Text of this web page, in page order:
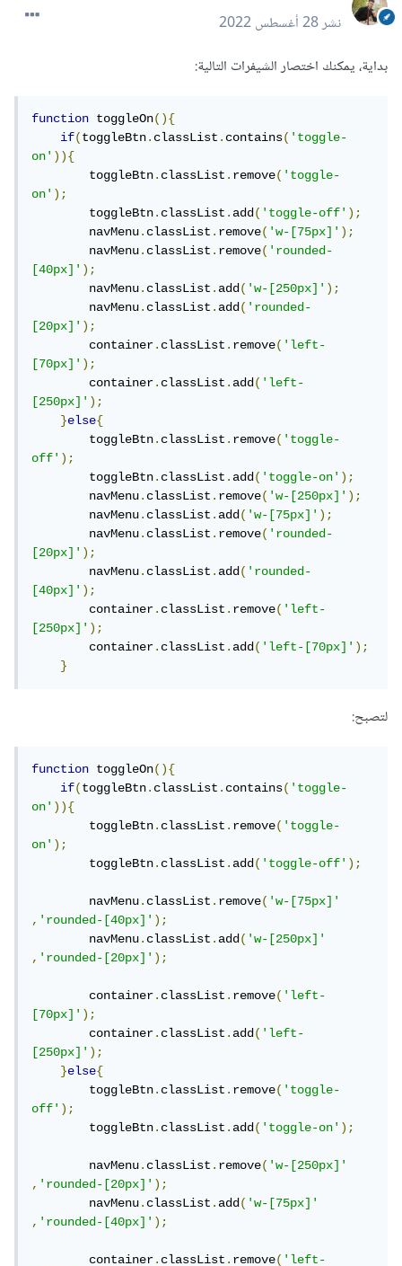
نشر28 أغسطس 2022
بداية، يمكنك اختصار الشيفرات التالية:
function toggleOn(){
if(toggleBtn.classList.contains('toggle-
on')){
        toggleBtn
.classList.remove('toggle-
on');
        toggleBtn
.classList.add('toggle-off');
        navMenu
.classList.remove('w-[75px]');
        navMenu
.classList.remove('rounded-
[40px]');
        navMenu
.classList.add('w-[250px]');
        navMenu
.classList.add('rounded-
[20px]');
        container
.classList.remove('left-
[70px]');
        container
.classList.add('left-
[250px]');
}else{
        toggleBtn
.classList.remove('toggle-
off');
        toggleBtn
.classList.add('toggle-on');
        navMenu
.classList.remove('w-[250px]');
        navMenu
.classList.add('w-[75px]');
        navMenu
.classList.remove('rounded-
[20px]');
        navMenu
.classList.add('rounded-
[40px]');
        container
.classList.remove('left-
[250px]');
        container
.classList.add('left-[70px]');
}
لتصبح:
function toggleOn(){
if(toggleBtn.classList.contains('toggle-
on')){
        toggleBtn
.classList.remove('toggle-
on');
        toggleBtn
.classList.add('toggle-off');
        navMenu
.classList.remove('w-[75px]'
,'rounded-[40px]');
        navMenu
.classList.add('w-[250px]'
,'rounded-[20px]');
        container
.classList.remove('left-
[70px]');
        container
.classList.add('left-
[250px]');
}else{
        toggleBtn
.classList.remove('toggle-
off');
        toggleBtn
.classList.add('toggle-on');
        navMenu
.classList.remove('w-[250px]'
,'rounded-[20px]');
        navMenu
.classList.add('w-[75px]'
,'rounded-[40px]');
        container
.classList.remove('left-